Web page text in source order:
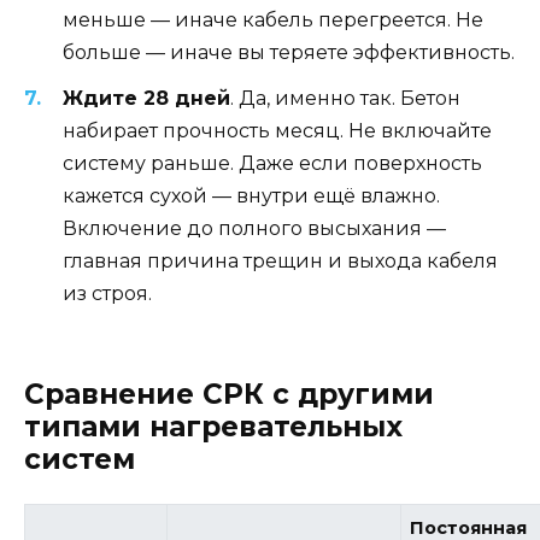
меньше — иначе кабель перегреется. Не
больше — иначе вы теряете эффективность.
Ждите 28 дней. Да, именно так. Бетон
набирает прочность месяц. Не включайте
систему раньше. Даже если поверхность
кажется сухой — внутри ещё влажно.
Включение до полного высыхания —
главная причина трещин и выхода кабеля
из строя.
Сравнение СРК с другими
типами нагревательных
систем
Постоянная